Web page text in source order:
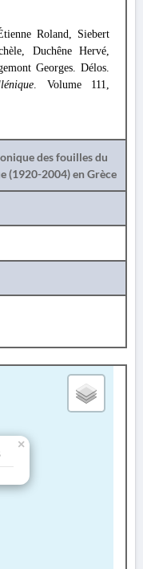
Roland, Siebert
Duchêne Hervé,
Georges. Délos.
. Volume 111,
des fouilles du
(1920-2004) en Grèce
×